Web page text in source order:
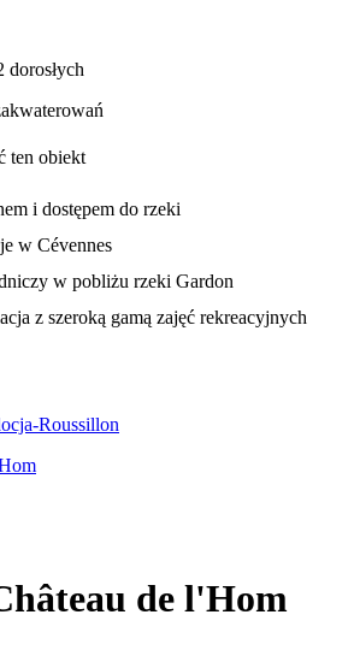
dorosłych
ten obiekt
i dostępem do rzeki
w Cévennes
w pobliżu rzeki Gardon
z szeroką gamą zajęć rekreacyjnych
Roussillon
de l'Hom